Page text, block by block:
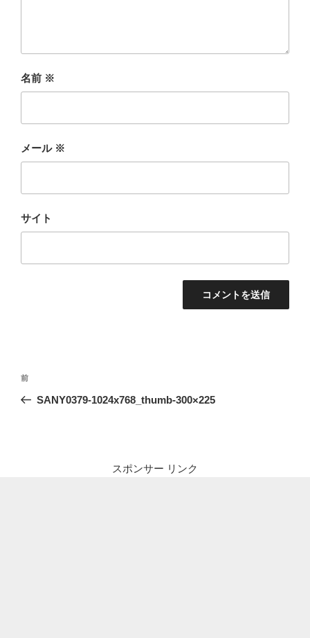
名前 ※
メール ※
サイト
投
ナ
前
の
前
SANY0379-1024x768_thumb-300×225
スポンサー リンク